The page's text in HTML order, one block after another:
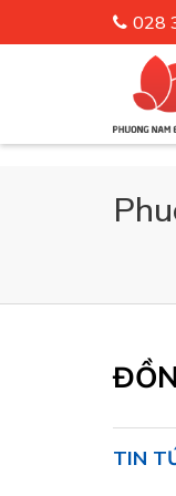
028
TIN